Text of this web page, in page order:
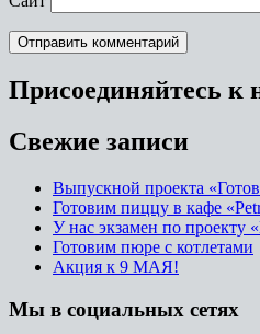
Присоединяйтесь к
Свежие записи
Выпускной проекта
Готовим пиццу в кафе
У нас экзамен по проекту
Готовим пюре с котлетами
Акция к 9 МАЯ!
Мы в социальных сетях